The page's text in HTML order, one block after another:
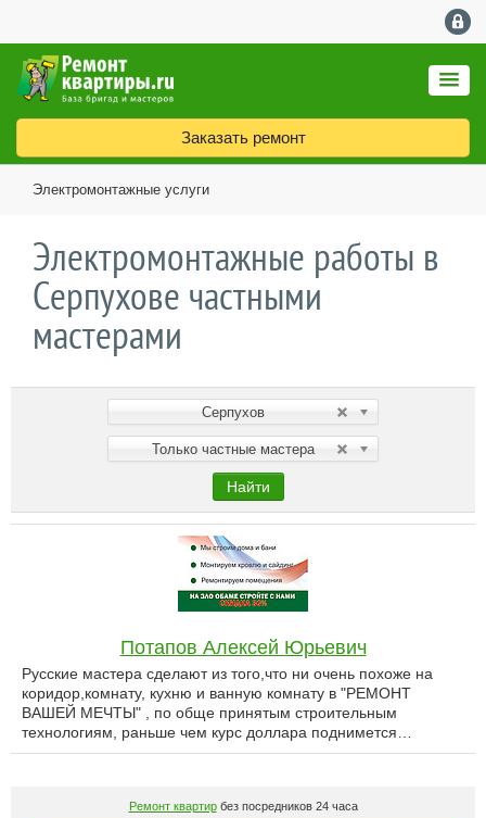
Заказать ремонт
Электромонтажные услуги
Электромонтажные работы в
Серпухове частными
мастерами
Серпухов
Только частные мастера
Найти
Потапов Алексей Юрьевич
Русские мастера сделают из того,что ни очень похоже на
коридор,комнату, кухню и ванную комнату в "РЕМОНТ
ВАШЕЙ МЕЧТЫ" , по обще принятым строительным
технологиям, раньше чем курс доллара поднимется…
Ремонт квартирбез посредников 24 часа